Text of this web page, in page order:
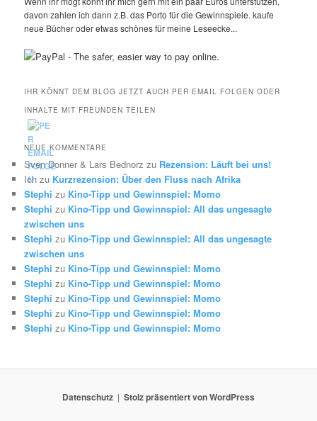
davon zahlen ich dann z.B. das Porto für die Gewinnspiele. kaufe
neue Bücher oder etwas schönes für meine Leseecke...
IHR KÖNNT DEM BLOG JETZT AUCH PER EMAIL FOLGEN ODER
INHALTE MIT FREUNDEN TEILEN
NEUE KOMMENTARE
Sven Donner & Lars Bednorz zu Rezension: Läuft bei uns!
Ich zu Kurzrezension: Über den Fluss nach Afrika
Stephi zu Kino-Tipp und Gewinnspiel: Momo
Stephi zu Kino-Tipp und Gewinnspiel: All das ungesagte
zwischen uns
Stephi zu Kino-Tipp und Gewinnspiel: All das ungesagte
zwischen uns
Stephi zu Kino-Tipp und Gewinnspiel: Momo
Stephi zu Kino-Tipp und Gewinnspiel: Momo
Stephi zu Kino-Tipp und Gewinnspiel: Momo
Stephi zu Kino-Tipp und Gewinnspiel: Momo
Stephi zu Kino-Tipp und Gewinnspiel: Momo
Datenschutz Stolz präsentiert von WordPress